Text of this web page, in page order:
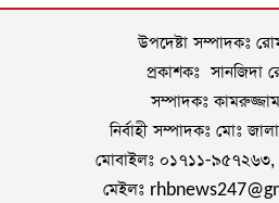
উপদেষ্টা সম্পাদকঃ
প্রকাশকঃ সানজিদা
সম্পাদকঃ
নির্বাহী সম্পাদকঃ মোঃ
মোবাইলঃ ০১৭১১-
মেইলঃ